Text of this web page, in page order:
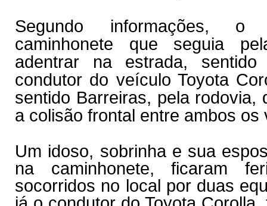
Segundo informações, o
caminhonete que seguia
adentrar na estrada,
condutor do veículo Toyota
sentido Barreiras, pela rodovia,
a colisão frontal entre ambos os
Um idoso, sobrinha e sua
na caminhonete, ficaram
socorridos no local por duas